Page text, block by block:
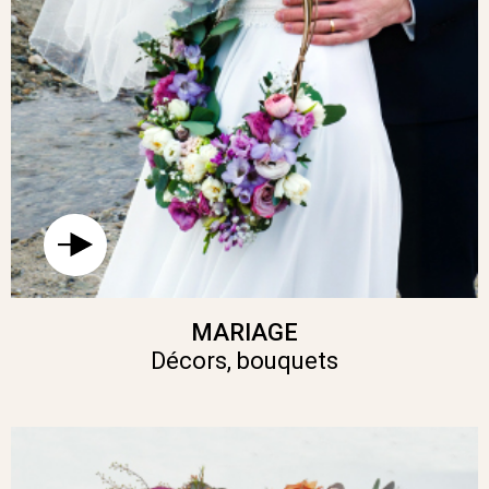
MARIAGE
Décors, bouquets
D’APPRENTISSAGE, DE CONVIVIALITÉ
ET DE BEAUTÉ AUTOUR DE L’ART
FLORAL.